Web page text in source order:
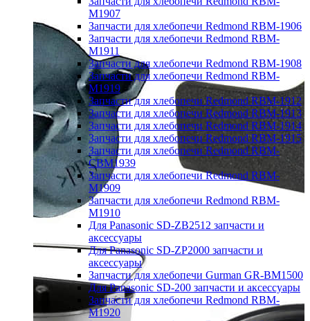
M1907
Запчасти для хлебопечи Redmond RBM-1906
Запчасти для хлебопечи Redmond RBM-
M1911
Запчасти для хлебопечи Redmond RBM-1908
Запчасти для хлебопечи Redmond RBM-
M1919
Запчасти для хлебопечи Redmond RBM-1912
Запчасти для хлебопечи Redmond RBM-1913
Запчасти для хлебопечи Redmond RBM-1914
Запчасти для хлебопечи Redmond RBM-1915
Запчасти для хлебопечи Redmond RBM-
CBM1939
Запчасти для хлебопечи Redmond RBM-
M1909
Запчасти для хлебопечи Redmond RBM-
M1910
Для Panasonic SD-ZB2512 запчасти и
аксессуары
Для Panasonic SD-ZP2000 запчасти и
аксессуары
Запчасти для хлебопечи Gurman GR-BM1500
Для Panasonic SD-200 запчасти и аксессуары
Запчасти для хлебопечи Redmond RBM-
M1920